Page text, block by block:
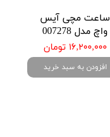
ساعت مچی آیس
واچ مدل 007278
۱۶,۲۰۰,۰۰۰ تومان
افزودن به سبد خرید